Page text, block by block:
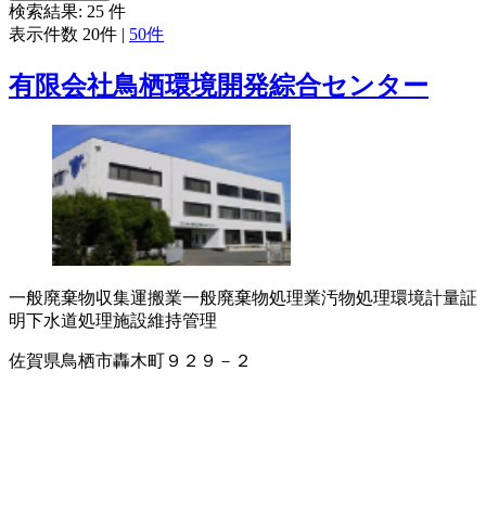
検索結果: 25 件
表示件数 20件 | 50件
有限会社鳥栖環境開発綜合センター
一般廃棄物収集運搬業一般廃棄物処理業汚物処理環境計量証
明下水道処理施設維持管理
佐賀県鳥栖市轟木町９２９－２